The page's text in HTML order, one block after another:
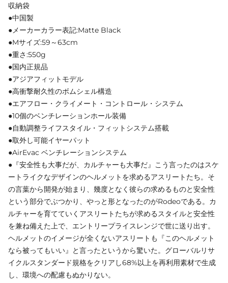
収納袋
●中国製
●メーカーカラー表記:Matte Black
●Mサイズ:59～63cm
●重さ:550g
●国内正規品
●アジアフィットモデル
●高衝撃耐久性のボムシェル構造
●エアフロー・クライメート・コントロール・システム
●10個のベンチレーションホール装備
●自動調整ライフスタイル・フィットシステム搭載
●取外し可能イヤーパット
●AirEvac ベンチレーションシステム
●『安全性も大事だが、カルチャーも大事だ』こう言ったのはスケ
ートライクなデザインのヘルメットを求めるアスリートたち。そ
の言葉から開発が始まり、幾度となく彼らの求めるものと安全性
という部分でぶつかり、やっと形となったのがRodeoである。カ
ルチャーを育てていくアスリートたちが求めるスタイルと安全性
を兼ね備えた上で、エントリープライスレンジで世に送り出す。
ヘルメットのイメージが全くないアスリートも『このヘルメット
なら被ってもいい』と言ったというから驚いた。グローバルリサ
イクルスタンダード規格をクリアし68%以上を再利用素材で生成
し、環境への配慮もぬかりない。